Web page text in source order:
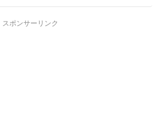
スポンサーリンク